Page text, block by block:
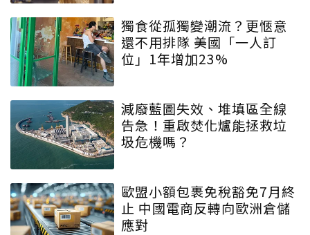
獨食從孤獨變潮流？更愜意
還不用排隊 美國「一人訂
位」1年增加23%
減廢藍圖失效、堆填區全線
告急！重啟焚化爐能拯救垃
圾危機嗎？
歐盟小額包裹免稅豁免7月終
止 中國電商反轉向歐洲倉儲
應對